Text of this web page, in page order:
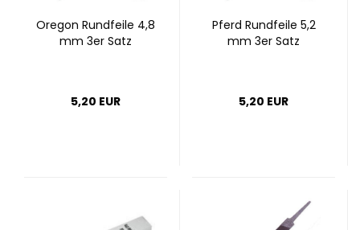
Ore­gon Rund­fei­le 4,8
mm 3er Satz
5,20 EUR
Pferd Rund­fei­le 5,2
mm 3er Satz
5,20 EUR